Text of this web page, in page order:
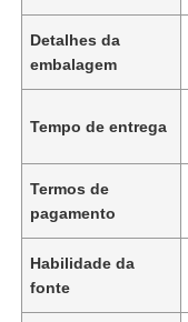
Detalhes da
embalagem
Tempo de entrega
Termos de
pagamento
Habilidade da
fonte